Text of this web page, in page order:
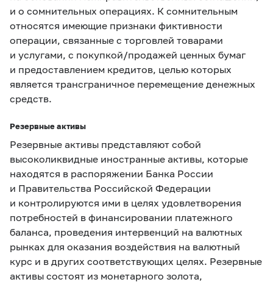
и о сомнительных операциях. К сомнительным
относятся имеющие признаки фиктивности
операции, связанные с торговлей товарами
и услугами, с покупкой/продажей ценных бумаг
и предоставлением кредитов, целью которых
является трансграничное перемещение денежных
средств.
Резервные активы
Резервные активы представляют собой
высоколиквидные иностранные активы, которые
находятся в распоряжении Банка России
и Правительства Российской Федерации
и контролируются ими в целях удовлетворения
потребностей в финансировании платежного
баланса, проведения интервенций на валютных
рынках для оказания воздействия на валютный
курс и в других соответствующих целях. Резервные
активы состоят из монетарного золота,